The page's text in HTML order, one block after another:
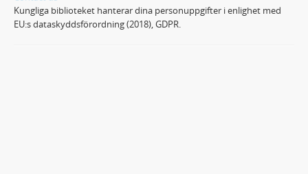
Kungliga biblioteket hanterar dina personuppgifter i enlighet med
EU:s dataskyddsförordning (2018), GDPR.